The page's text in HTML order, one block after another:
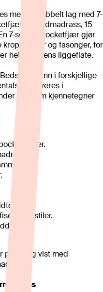
med et dobbelt lag med 7-
i hovedmadrass, 15
7-soners pocketfjær gjør
og fasonger, for
hele sengens liggeflate.
deles inn i forskjellige
leveres i
hva som kjennetegner
tekstiler.
priset og vist med